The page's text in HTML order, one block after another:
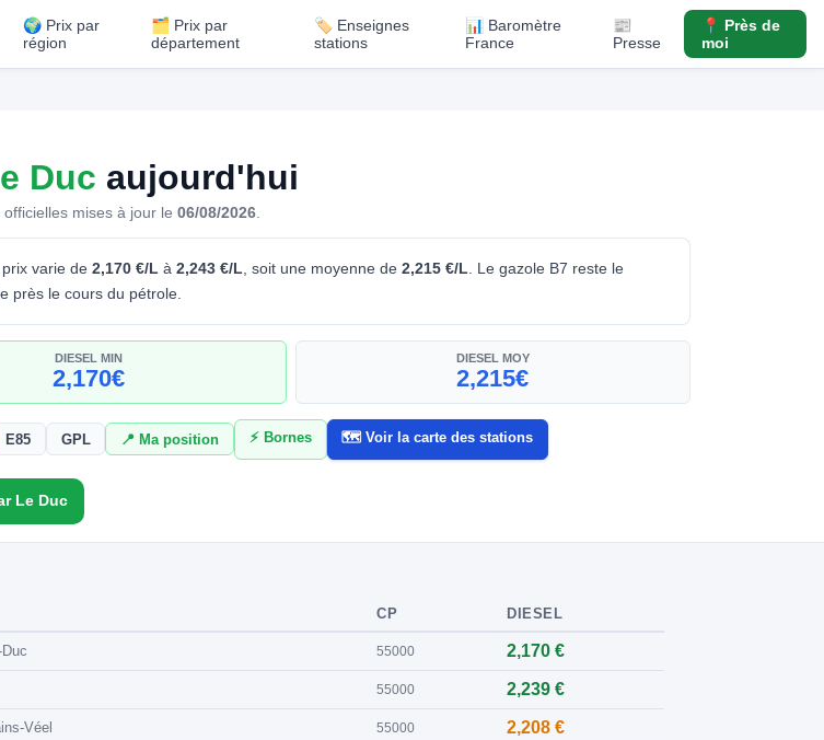
🌍 Prix par
région
🗂️ Prix par
département
🏷️ Enseignes
stations
📊 Baromètre
France
📰
Presse
📍 Près de
moi
Duc aujourd'hui
officielles mises à jour le 06/08/2026
prix varie de 2,170 €/L à 2,243 €/L , soit une moyenne de 2,215 €/L . Le gazole B7 reste le
près le cours du pétrole.
DIESEL MIN
2,170€
DIESEL MOY
2,215€
E85 GPL 📍 Ma position ⚡ Bornes 🗺️ Voir la carte des stations
Le Duc
CP DIESEL
55000 2,170 €
55000 2,239 €
Véel 55000 2,208 €